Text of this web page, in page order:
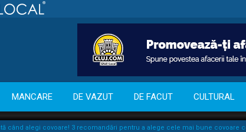
MANCARE DE VAZUT DE FACUT CULTURAL
când alegi covoare! 3 recomandări pentru a alege cele mai bune covoare